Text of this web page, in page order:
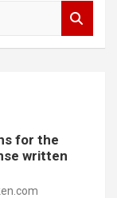
for the
written